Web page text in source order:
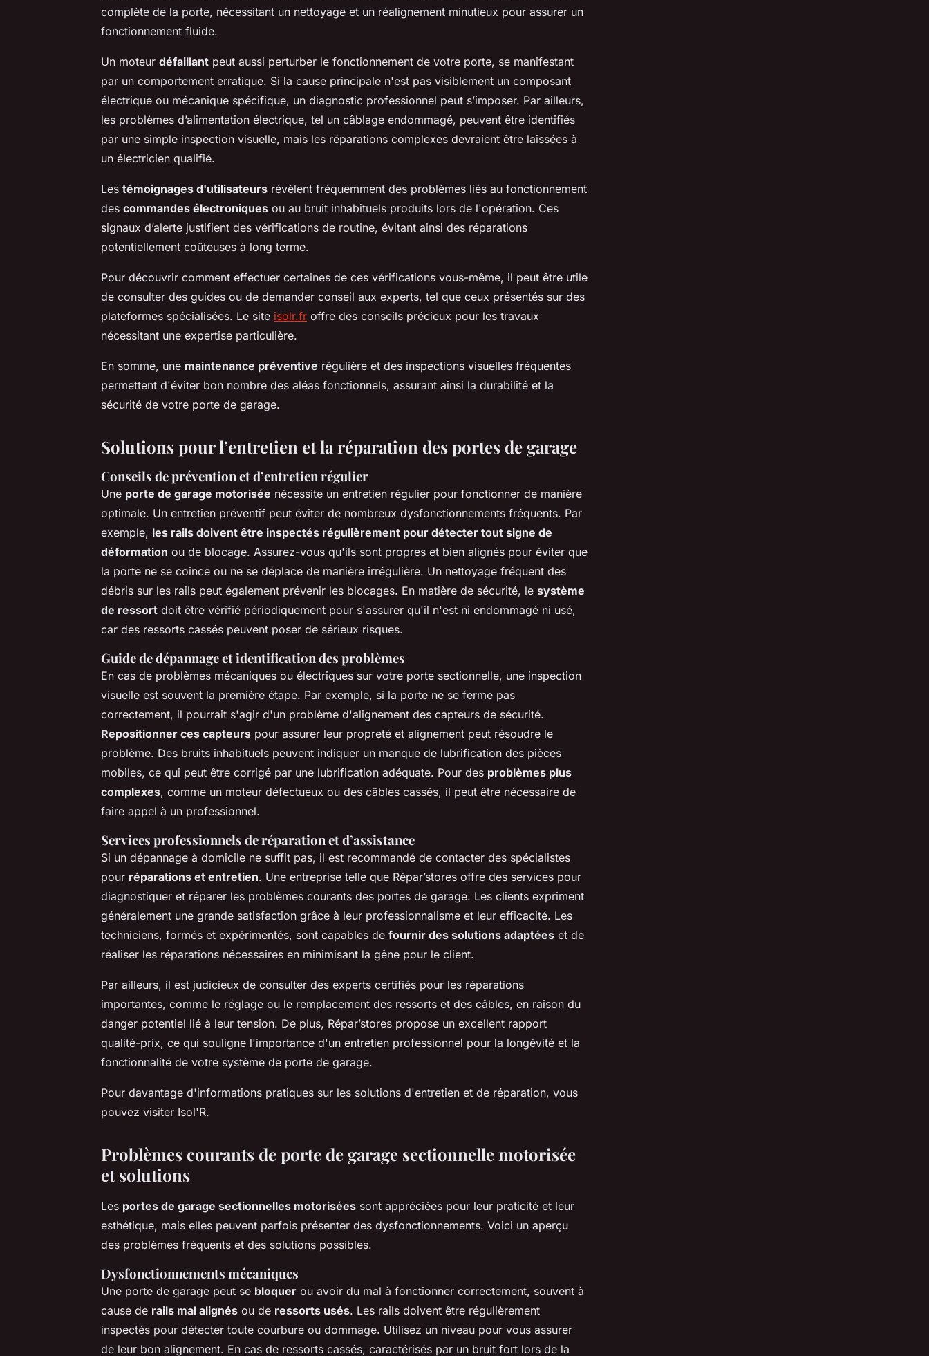
complète de la porte, nécessitant un nettoyage et un réalignement minutieux pour assurer un
fonctionnement fluide.
Un moteur défaillant peut aussi perturber le fonctionnement de votre porte, se manifestant
par un comportement erratique. Si la cause principale n'est pas visiblement un composant
électrique ou mécanique spécifique, un diagnostic professionnel peut s’imposer. Par ailleurs,
les problèmes d’alimentation électrique, tel un câblage endommagé, peuvent être identifiés
par une simple inspection visuelle, mais les réparations complexes devraient être laissées à
un électricien qualifié.
Les témoignages d'utilisateurs révèlent fréquemment des problèmes liés au fonctionnement
des commandes électroniques ou au bruit inhabituels produits lors de l'opération. Ces
signaux d’alerte justifient des vérifications de routine, évitant ainsi des réparations
potentiellement coûteuses à long terme.
Pour découvrir comment effectuer certaines de ces vérifications vous-même, il peut être utile
de consulter des guides ou de demander conseil aux experts, tel que ceux présentés sur des
plateformes spécialisées. Le site isolr.fr offre des conseils précieux pour les travaux
nécessitant une expertise particulière.
En somme, une maintenance préventive régulière et des inspections visuelles fréquentes
permettent d'éviter bon nombre des aléas fonctionnels, assurant ainsi la durabilité et la
sécurité de votre porte de garage.
Solutions pour l’entretien et la réparation des portes de garage
Conseils de prévention et d’entretien régulier
Une porte de garage motorisée nécessite un entretien régulier pour fonctionner de manière
optimale. Un entretien préventif peut éviter de nombreux dysfonctionnements fréquents. Par
exemple, les rails doivent être inspectés régulièrement pour détecter tout signe de
déformation ou de blocage. Assurez-vous qu'ils sont propres et bien alignés pour éviter que
la porte ne se coince ou ne se déplace de manière irrégulière. Un nettoyage fréquent des
débris sur les rails peut également prévenir les blocages. En matière de sécurité, le système
de ressort doit être vérifié périodiquement pour s'assurer qu'il n'est ni endommagé ni usé,
car des ressorts cassés peuvent poser de sérieux risques.
Guide de dépannage et identification des problèmes
En cas de problèmes mécaniques ou électriques sur votre porte sectionnelle, une inspection
visuelle est souvent la première étape. Par exemple, si la porte ne se ferme pas
correctement, il pourrait s'agir d'un problème d'alignement des capteurs de sécurité.
Repositionner ces capteurs pour assurer leur propreté et alignement peut résoudre le
problème. Des bruits inhabituels peuvent indiquer un manque de lubrification des pièces
mobiles, ce qui peut être corrigé par une lubrification adéquate. Pour des problèmes plus
complexes, comme un moteur défectueux ou des câbles cassés, il peut être nécessaire de
faire appel à un professionnel.
Services professionnels de réparation et d’assistance
Si un dépannage à domicile ne suffit pas, il est recommandé de contacter des spécialistes
pour réparations et entretien. Une entreprise telle que Répar’stores offre des services pour
diagnostiquer et réparer les problèmes courants des portes de garage. Les clients expriment
généralement une grande satisfaction grâce à leur professionnalisme et leur efficacité. Les
techniciens, formés et expérimentés, sont capables de fournir des solutions adaptées et de
réaliser les réparations nécessaires en minimisant la gêne pour le client.
Par ailleurs, il est judicieux de consulter des experts certifiés pour les réparations
importantes, comme le réglage ou le remplacement des ressorts et des câbles, en raison du
danger potentiel lié à leur tension. De plus, Répar’stores propose un excellent rapport
qualité-prix, ce qui souligne l'importance d'un entretien professionnel pour la longévité et la
fonctionnalité de votre système de porte de garage.
Pour davantage d'informations pratiques sur les solutions d'entretien et de réparation, vous
pouvez visiter Isol'R.
Problèmes courants de porte de garage sectionnelle motorisée
et solutions
Les portes de garage sectionnelles motorisées sont appréciées pour leur praticité et leur
esthétique, mais elles peuvent parfois présenter des dysfonctionnements. Voici un aperçu
des problèmes fréquents et des solutions possibles.
Dysfonctionnements mécaniques
Une porte de garage peut se bloquer ou avoir du mal à fonctionner correctement, souvent à
cause de rails mal alignés ou de ressorts usés. Les rails doivent être régulièrement
inspectés pour détecter toute courbure ou dommage. Utilisez un niveau pour vous assurer
de leur bon alignement. En cas de ressorts cassés, caractérisés par un bruit fort lors de la